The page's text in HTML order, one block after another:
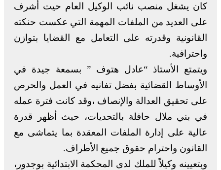
كان يشغل منصب نائب الوكيل العام حيت أشرف
على العديد من الملفات المهمة التي عكست حنكته
القانونية وقدرته على التعامل مع القضايا بتوازن
واحترافية.
ويتمتع الأستاذ “عادل هتوف ” بسمعة جيدة في
الأوساط القضائية بفضل تفانيه في العمل والحرص
على تحقيق العدالة والإنصاف ،وقد كانت فترة عمله
في بني ملال حافلة بالتحديات، حيث أظهر قدرة
عالية على إدارة الملفات المعقدة بما يتماشى مع
القانون واحترام حقوق جميع الأطراف.
وبتعيينه وكيلاً للملك لدى المحكمة الابتدائية بوجدور،